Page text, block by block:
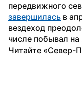
завершилась в
вездеход
числе побывал
Читайте «Север-